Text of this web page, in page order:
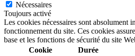
Nécessaires
Toujours activé
Les cookies nécessaires sont absolument
fonctionnement du site. Ces cookies
base et les fonctions de sécurité du site
Cookie
Durée